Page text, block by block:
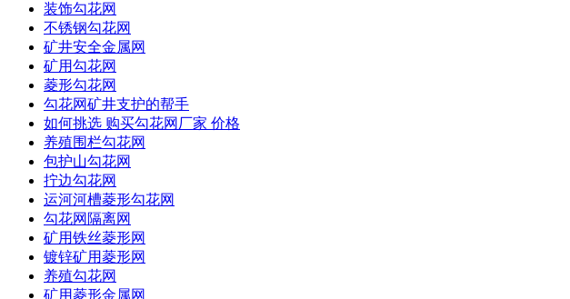
装饰勾花网
不锈钢勾花网
矿井安全金属网
矿用勾花网
菱形勾花网
勾花网矿井支护的帮手
如何挑选 购买勾花网厂家 价格
养殖围栏勾花网
包护山勾花网
拧边勾花网
运河河槽菱形勾花网
勾花网隔离网
矿用铁丝菱形网
镀锌矿用菱形网
养殖勾花网
矿用菱形金属网